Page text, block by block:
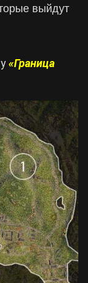
выйдут
«Граница